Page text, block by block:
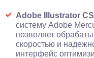
Adobe Illustrator
систему Adobe
позволяет
скоростью и
интерфейс